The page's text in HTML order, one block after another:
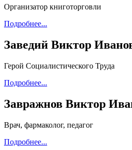
Организатор книготорговли
Подробнее...
Заведий Виктор
Герой Социалистического Труда
Подробнее...
Завражнов Виктор
Врач, фармаколог, педагог
Подробнее...